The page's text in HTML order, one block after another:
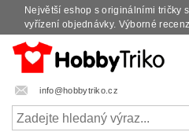
Největší eshop s originálními tričky
vyřízení objednávky. Výborné
info@hobbytriko.cz